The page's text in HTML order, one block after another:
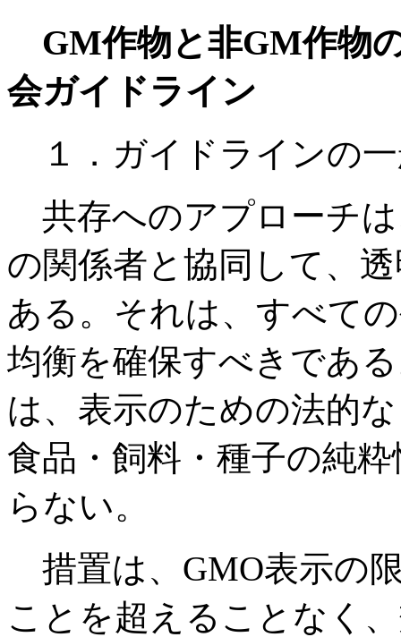
GM作物と非GM作物
会ガイドライン
１．ガイドラインの
共存へのアプローチ
の関係者と協同して、
ある。それは、すべて
均衡を確保すべきであ
は、表示のための法的
食品・飼料・種子の純
らない。
措置は、GMO表示の
ことを超えることなく